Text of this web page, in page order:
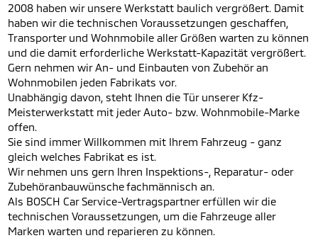
2008 haben wir unsere Werkstatt baulich vergrößert. Damit
haben wir die technischen Voraussetzungen geschaffen,
Transporter und Wohnmobile aller Größen warten zu können
und die damit erforderliche Werkstatt-Kapazität vergrößert.
Gern nehmen wir An- und Einbauten von Zubehör an
Wohnmobilen jeden Fabrikats vor.
Unabhängig davon, steht Ihnen die Tür unserer Kfz-
Meisterwerkstatt mit jeder Auto- bzw. Wohnmobile-Marke
offen.
Sie sind immer Willkommen mit Ihrem Fahrzeug - ganz
gleich welches Fabrikat es ist.
Wir nehmen uns gern Ihren Inspektions-, Reparatur- oder
Zubehöranbauwünsche fachmännisch an.
Als BOSCH Car Service-Vertragspartner erfüllen wir die
technischen Voraussetzungen, um die Fahrzeuge aller
Marken warten und reparieren zu können.